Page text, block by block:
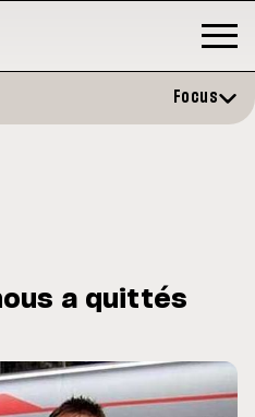
Silverstone : Horaires et
Programme du GP de Grande-
Bretagne
Focus
a quittés